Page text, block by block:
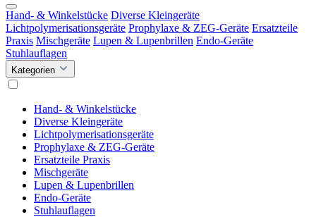
Hand- & Winkelstücke Diverse Kleingeräte
Lichtpolymerisationsgeräte Prophylaxe & ZEG-Geräte Ersatzteile
Praxis Mischgeräte Lupen & Lupenbrillen Endo-Geräte
Stuhlauflagen
Kategorien
Hand- & Winkelstücke
Diverse Kleingeräte
Lichtpolymerisationsgeräte
Prophylaxe & ZEG-Geräte
Ersatzteile Praxis
Mischgeräte
Lupen & Lupenbrillen
Endo-Geräte
Stuhlauflagen